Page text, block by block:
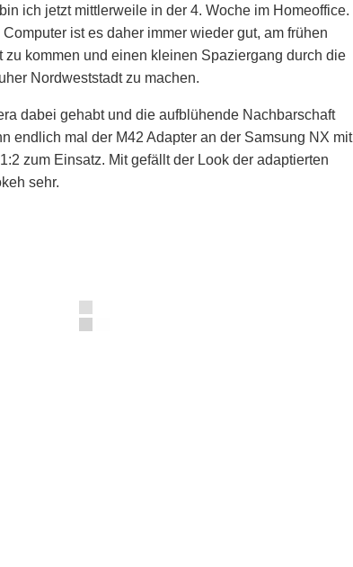
ich jetzt mittlerweile in der 4. Woche im Homeoffice.
ist es daher immer wieder gut, am frühen
kommen und einen kleinen Spaziergang durch die
Nordweststadt zu machen.
dabei gehabt und die aufblühende Nachbarschaft
endlich mal der M42 Adapter an der Samsung NX mit
zum Einsatz. Mit gefällt der Look der adaptierten
sehr.